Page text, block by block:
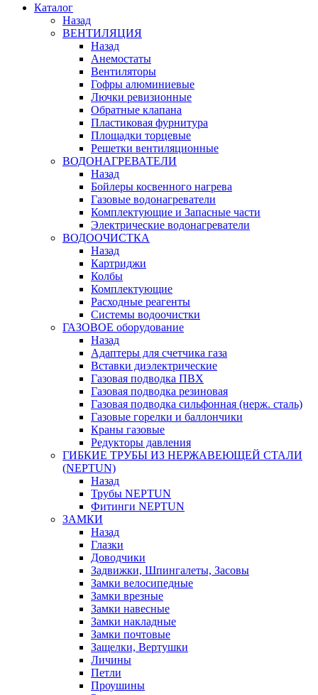
Каталог
Назад
ВЕНТИЛЯЦИЯ
Назад
Анемостаты
Вентиляторы
Гофры алюминиевые
Лючки ревизионные
Обратные клапана
Пластиковая фурнитура
Площадки торцевые
Решетки вентиляционные
ВОДОНАГРЕВАТЕЛИ
Назад
Бойлеры косвенного нагрева
Газовые водонагреватели
Комплектующие и Запасные части
Электрические водонагреватели
ВОДООЧИСТКА
Назад
Картриджи
Колбы
Комплектующие
Расходные реагенты
Системы водоочистки
ГАЗОВОЕ оборудование
Назад
Адаптеры для счетчика газа
Вставки диэлектрические
Газовая подводка ПВХ
Газовая подводка резиновая
Газовая подводка сильфонная (нерж. сталь)
Газовые горелки и баллончики
Краны газовые
Редукторы давления
ГИБКИЕ ТРУБЫ ИЗ НЕРЖАВЕЮЩЕЙ СТАЛИ
(NEPTUN)
Назад
Трубы NEPTUN
Фитинги NEPTUN
ЗАМКИ
Назад
Глазки
Доводчики
Задвижки, Шпингалеты, Засовы
Замки велосипедные
Замки врезные
Замки навесные
Замки накладные
Замки почтовые
Защелки, Вертушки
Личины
Петли
Проушины